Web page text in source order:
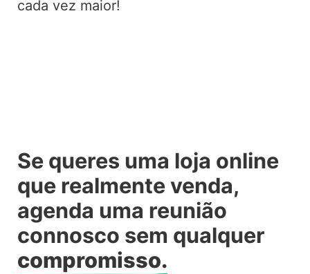
cada vez maior!
Se queres uma loja online
que realmente venda,
agenda uma reunião
connosco sem qualquer
compromisso.